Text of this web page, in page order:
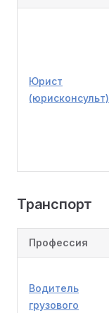
Юрист
(юрисконсульт)
Транспорт
Профессия
Водитель
грузового